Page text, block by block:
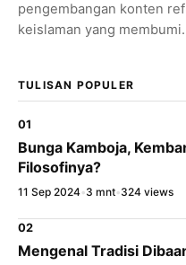
pengembangan konten
keislaman yang membumi.
TULISAN POPULER
01
Bunga Kamboja,
Filosofinya?
11 Sep 2024•3 mnt•324 views
02
Mengenal Tradisi
LinkedIn